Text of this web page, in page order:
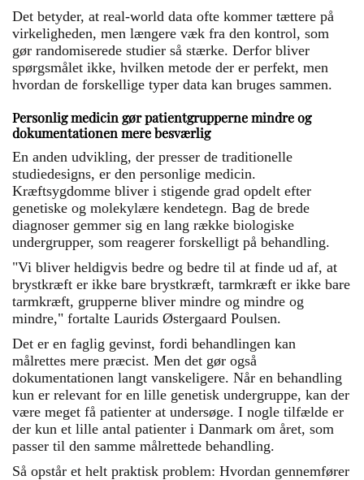
Det betyder, at real-world data ofte kommer tættere på
virkeligheden, men længere væk fra den kontrol, som
gør randomiserede studier så stærke. Derfor bliver
spørgsmålet ikke, hvilken metode der er perfekt, men
hvordan de forskellige typer data kan bruges sammen.
Personlig medicin gør patientgrupperne mindre og
dokumentationen mere besværlig
En anden udvikling, der presser de traditionelle
studiedesigns, er den personlige medicin.
Kræftsygdomme bliver i stigende grad opdelt efter
genetiske og molekylære kendetegn. Bag de brede
diagnoser gemmer sig en lang række biologiske
undergrupper, som reagerer forskelligt på behandling.
"Vi bliver heldigvis bedre og bedre til at finde ud af, at
brystkræft er ikke bare brystkræft, tarmkræft er ikke bare
tarmkræft, grupperne bliver mindre og mindre og
mindre," fortalte Laurids Østergaard Poulsen.
Det er en faglig gevinst, fordi behandlingen kan
målrettes mere præcist. Men det gør også
dokumentationen langt vanskeligere. Når en behandling
kun er relevant for en lille genetisk undergruppe, kan der
være meget få patienter at undersøge. I nogle tilfælde er
der kun et lille antal patienter i Danmark om året, som
passer til den samme målrettede behandling.
Så opstår et helt praktisk problem: Hvordan gennemfører